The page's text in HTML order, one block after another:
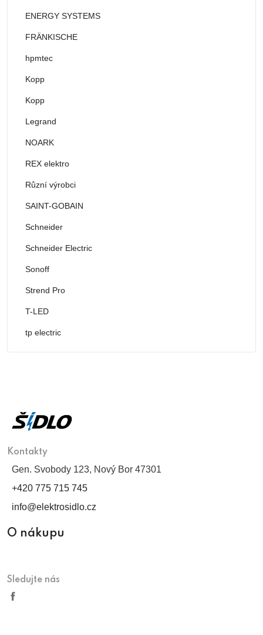
ENERGY SYSTEMS
FRÄNKISCHE
hpmtec
Kopp
Kopp
Legrand
NOARK
REX elektro
Různí výrobci
SAINT-GOBAIN
Schneider
Schneider Electric
Sonoff
Strend Pro
T-LED
tp electric
Kontakty
Gen. Svobody 123, Nový Bor 47301
+420 775 715 745
info@elektrosidlo.cz
O nákupu
Sledujte nás